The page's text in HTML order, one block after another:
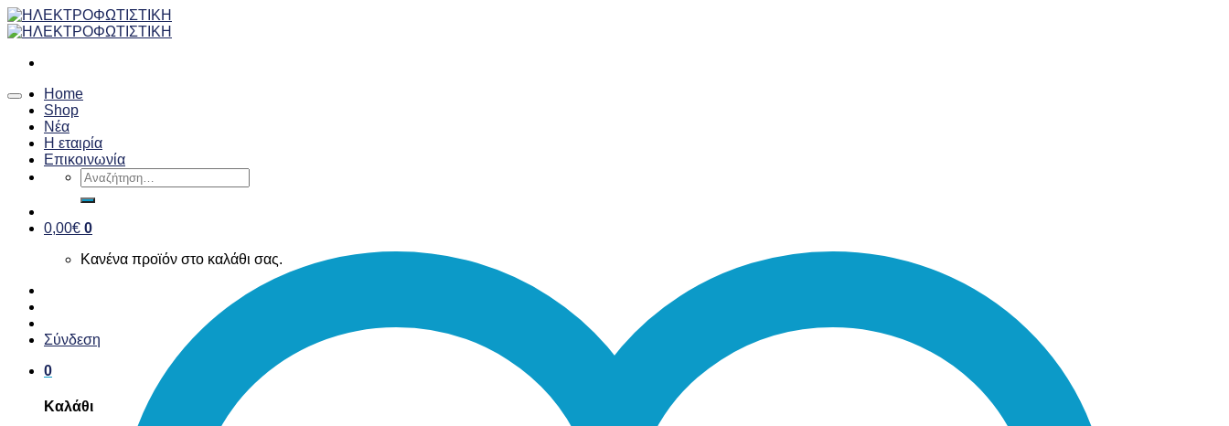
Skip
to
Home
Shop
Νέα
Η εταιρία
Επικοινωνία
Αναζήτηση
για:
0,00€ 0
Κανένα προϊόν στο καλάθι σας.
Σύνδεση
0
Καλάθι